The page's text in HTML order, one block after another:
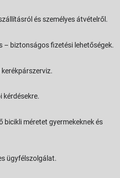
és személyes átvételről.
– biztonságos fizetési lehetőségek.
kérdésekre.
bicikli méretet gyermekeknek és
ügyfélszolgálat.